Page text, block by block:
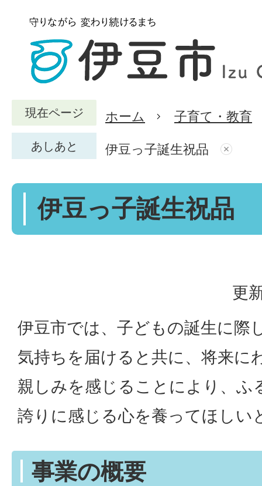
現在ページ ホーム 子育て・教育
あしあと 伊豆っ子誕生祝品
伊豆っ子誕生祝品
更
伊豆市では、子どもの誕生に際
気持ちを届けると共に、将来に
親しみを感じることにより、ふ
誇りに感じる心を養ってほしい
事業の概要